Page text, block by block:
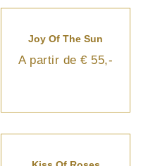
Joy Of The Sun
A partir de € 55,-